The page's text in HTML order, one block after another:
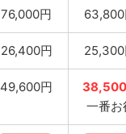
76,000円 63,800
26,400円 25,300
49,600円
一番お